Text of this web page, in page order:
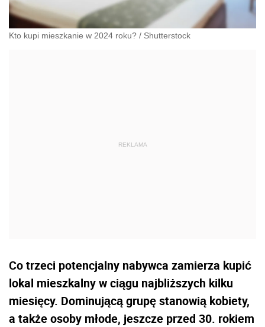
Kto kupi mieszkanie w 2024 roku? / Shutterstock
Co trzeci potencjalny nabywca zamierza kupić
lokal mieszkalny w ciągu najbliższych kilku
miesięcy. Dominującą grupę stanowią kobiety,
a także osoby młode, jeszcze przed 30. rokiem